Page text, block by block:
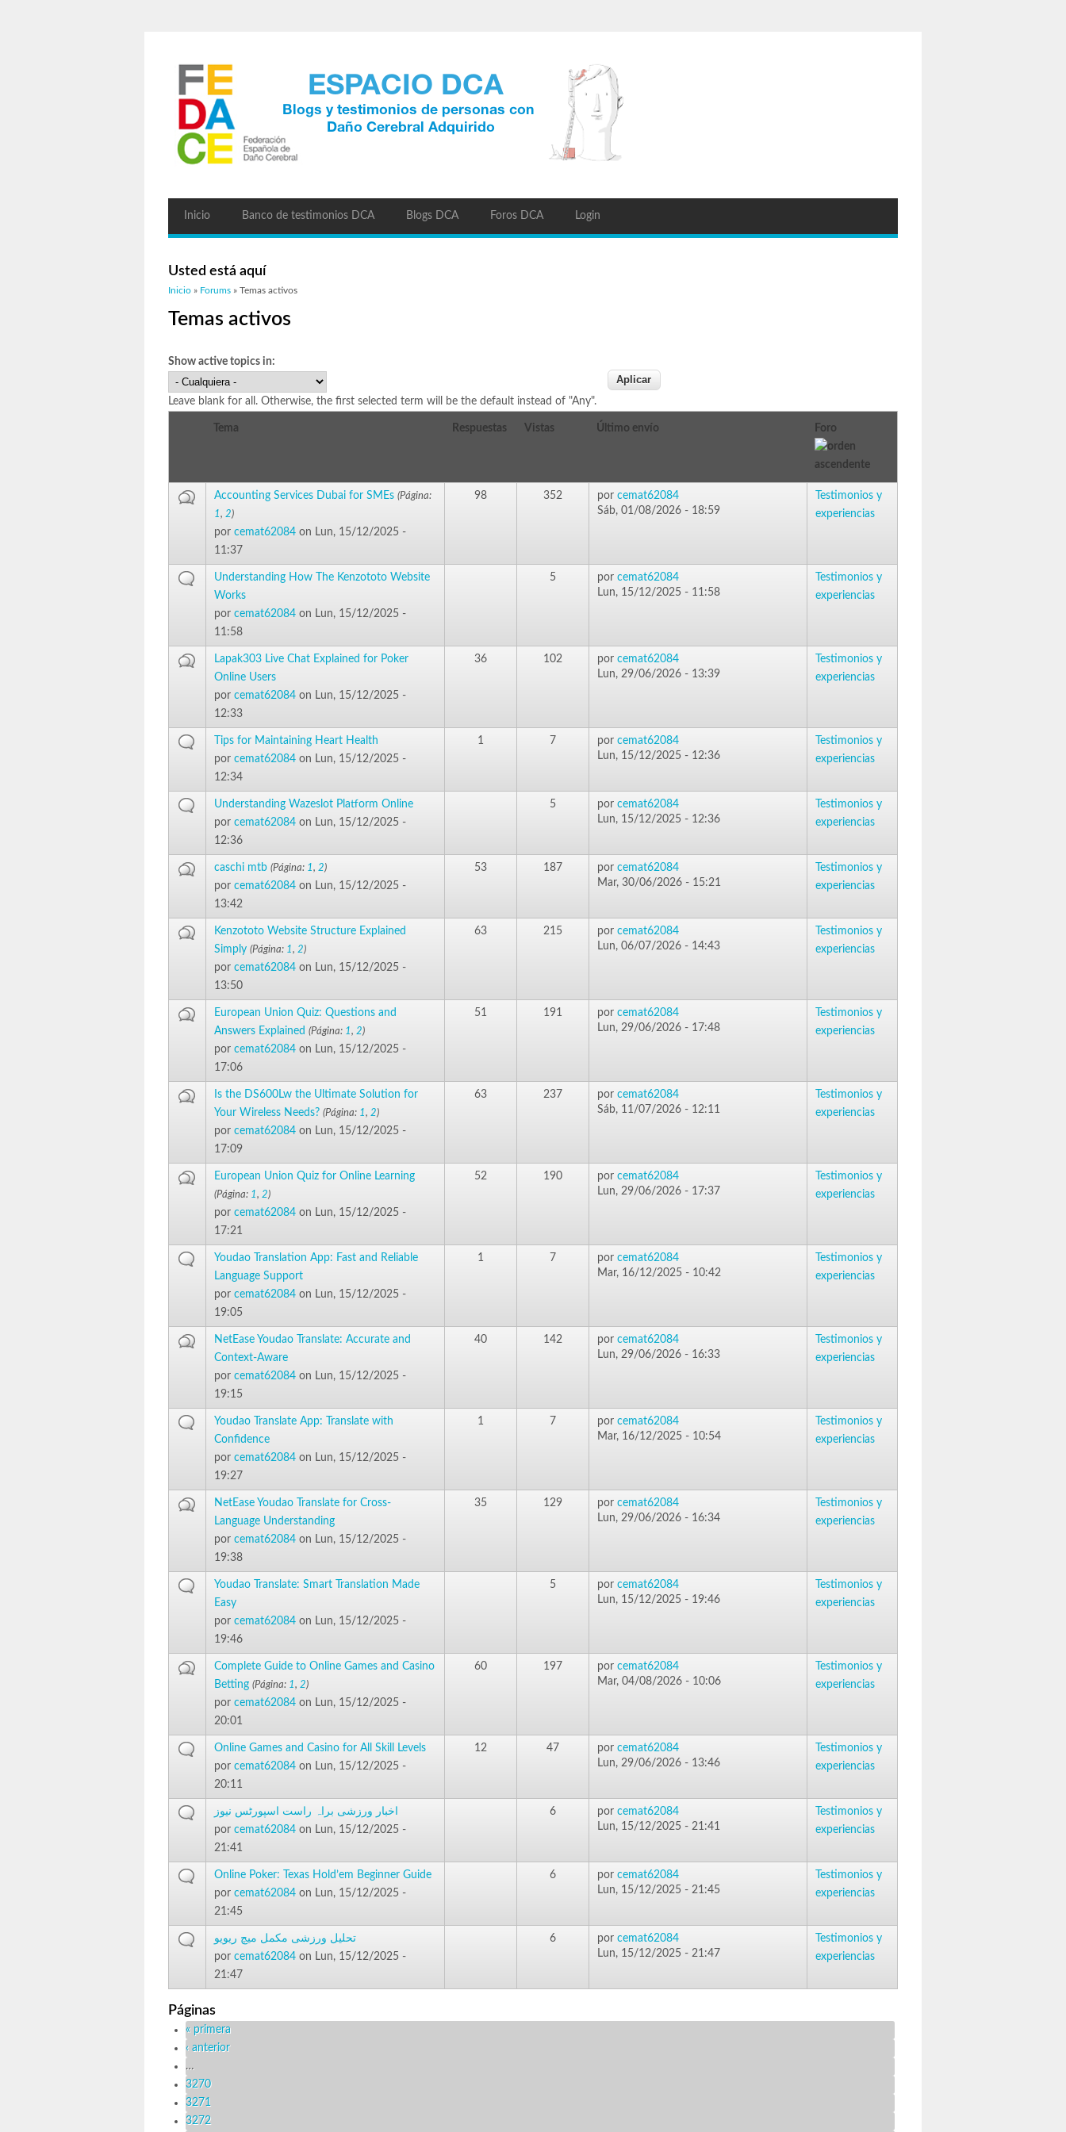
Inicio Banco de testimonios DCA Blogs DCA Foros DCA Login
Usted está aquí
Inicio » Forums » Temas activos
Temas activos
Show active topics in:
Leave blank for all. Otherwise, the first selected term will be the default instead of "Any".
Tema Respuestas Vistas Último envío Foro
Accounting Services Dubai for SMEs (Página:
1, 2)
por cemat62084 on Lun, 15/12/2025 -
11:37
98 352 por cemat62084
Sáb, 01/08/2026 - 18:59
Testimonios y
experiencias
Understanding How The Kenzototo Website
Works
por cemat62084 on Lun, 15/12/2025 -
11:58
5 por cemat62084
Lun, 15/12/2025 - 11:58
Testimonios y
experiencias
Lapak303 Live Chat Explained for Poker
Online Users
por cemat62084 on Lun, 15/12/2025 -
12:33
36 102 por cemat62084
Lun, 29/06/2026 - 13:39
Testimonios y
experiencias
Tips for Maintaining Heart Health
por cemat62084 on Lun, 15/12/2025 -
12:34
1 7 por cemat62084
Lun, 15/12/2025 - 12:36
Testimonios y
experiencias
Understanding Wazeslot Platform Online
por cemat62084 on Lun, 15/12/2025 -
12:36
5 por cemat62084
Lun, 15/12/2025 - 12:36
Testimonios y
experiencias
caschi mtb (Página: 1, 2)
por cemat62084 on Lun, 15/12/2025 -
13:42
53 187 por cemat62084
Mar, 30/06/2026 - 15:21
Testimonios y
experiencias
Kenzototo Website Structure Explained
Simply (Página: 1, 2)
por cemat62084 on Lun, 15/12/2025 -
13:50
63 215 por cemat62084
Lun, 06/07/2026 - 14:43
Testimonios y
experiencias
European Union Quiz: Questions and
Answers Explained (Página: 1, 2)
por cemat62084 on Lun, 15/12/2025 -
17:06
51 191 por cemat62084
Lun, 29/06/2026 - 17:48
Testimonios y
experiencias
Is the DS600Lw the Ultimate Solution for
Your Wireless Needs? (Página: 1, 2)
por cemat62084 on Lun, 15/12/2025 -
17:09
63 237 por cemat62084
Sáb, 11/07/2026 - 12:11
Testimonios y
experiencias
European Union Quiz for Online Learning
(Página: 1, 2)
por cemat62084 on Lun, 15/12/2025 -
17:21
52 190 por cemat62084
Lun, 29/06/2026 - 17:37
Testimonios y
experiencias
Youdao Translation App: Fast and Reliable
Language Support
por cemat62084 on Lun, 15/12/2025 -
19:05
1 7 por cemat62084
Mar, 16/12/2025 - 10:42
Testimonios y
experiencias
NetEase Youdao Translate: Accurate and
Context-Aware
por cemat62084 on Lun, 15/12/2025 -
19:15
40 142 por cemat62084
Lun, 29/06/2026 - 16:33
Testimonios y
experiencias
Youdao Translate App: Translate with
Confidence
por cemat62084 on Lun, 15/12/2025 -
19:27
1 7 por cemat62084
Mar, 16/12/2025 - 10:54
Testimonios y
experiencias
NetEase Youdao Translate for Cross-
Language Understanding
por cemat62084 on Lun, 15/12/2025 -
19:38
35 129 por cemat62084
Lun, 29/06/2026 - 16:34
Testimonios y
experiencias
Youdao Translate: Smart Translation Made
Easy
por cemat62084 on Lun, 15/12/2025 -
19:46
5 por cemat62084
Lun, 15/12/2025 - 19:46
Testimonios y
experiencias
Complete Guide to Online Games and Casino
Betting (Página: 1, 2)
por cemat62084 on Lun, 15/12/2025 -
20:01
60 197 por cemat62084
Mar, 04/08/2026 - 10:06
Testimonios y
experiencias
Online Games and Casino for All Skill Levels
por cemat62084 on Lun, 15/12/2025 -
20:11
12 47 por cemat62084
Lun, 29/06/2026 - 13:46
Testimonios y
experiencias
اخبار ورزشی براہ راست اسپورٹس نیوز
por cemat62084 on Lun, 15/12/2025 -
21:41
6 por cemat62084
Lun, 15/12/2025 - 21:41
Testimonios y
experiencias
Online Poker: Texas Hold’em Beginner Guide
por cemat62084 on Lun, 15/12/2025 -
21:45
6 por cemat62084
Lun, 15/12/2025 - 21:45
Testimonios y
experiencias
تحلیل ورزشی مکمل میچ ریویو
por cemat62084 on Lun, 15/12/2025 -
21:47
6 por cemat62084
Lun, 15/12/2025 - 21:47
Testimonios y
experiencias
Páginas
« primera
‹ anterior
…
3270
3271
3272